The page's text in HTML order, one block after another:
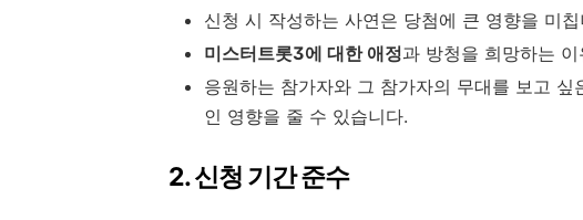
신청 시 작성하는 사연은 당첨에 큰 영향을 미칩
미스터트롯3에 대한 애정과 방청을 희망하는
응원하는 참가자와 그 참가자의 무대를 보고
인 영향을 줄 수 있습니다.
2. 신청 기간 준수